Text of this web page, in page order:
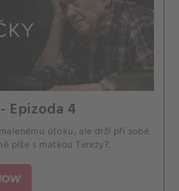
Epizoda 4
útoku, ale drží při sobě.
píše s matkou Terezy?.